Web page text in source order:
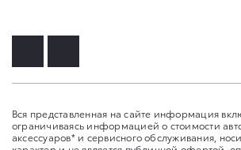
Вся представленная на сайте информация
ограничиваясь информацией о стоимости
аксессуаров* и сервисного обслуживания,